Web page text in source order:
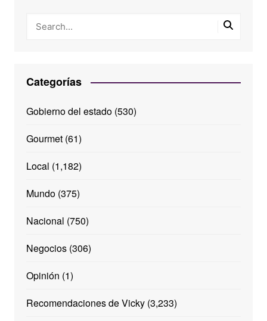
Categorías
Gobierno del estado(530)
Gourmet(61)
Local (1,182)
Mundo(375)
Nacional (750)
Negocios(306)
Opinión (1)
Recomendaciones de Vicky(3,233)